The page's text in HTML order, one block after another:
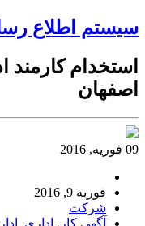
سیستم اطلاع
استخدام
اصفهان
09 فوریه, 2016
فوریه 9, 2016
شرکت
آگهی کار , اداری,